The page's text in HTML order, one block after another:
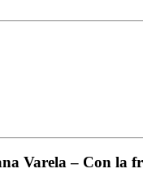
Varela – Con la